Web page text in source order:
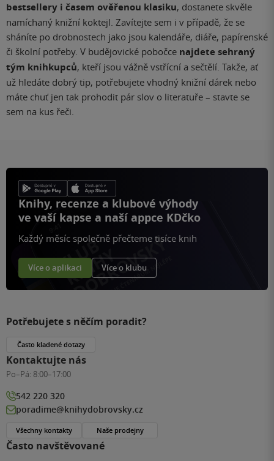
bestsellery i časem ověřenou klasiku, dostanete skvěle
namíchaný knižní koktejl. Zavítejte sem i v případě, že se
sháníte po drobnostech jako jsou kalendáře, diáře, papírenské
či školní potřeby. V budějovické pobočce najdete sehraný
tým knihkupců, kteří jsou vážně vstřícní a sečtělí. Takže, ať
už hledáte dobrý tip, potřebujete vhodný knižní dárek nebo
máte chuť jen tak prohodit pár slov o literatuře – stavte se
sem na kus řeči.
Knihy, recenze a klubové výhody
ve vaší kapse a naší appce KDčko
Každý měsíc společně přečteme tisíce knih
Více o aplikaci Více o klubu
Často navštěvované
Potřebujete s něčím poradit?
Často kladené dotazy
Kontaktujte nás
Po–Pá: 8:00–17:00
542 220 320
poradime@knihydobrovsky.cz
Všechny kontakty Naše prodejny